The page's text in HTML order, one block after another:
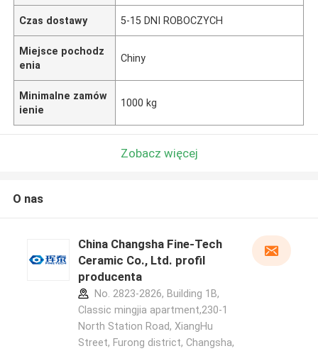
Czas dostawy 5-15 DNI ROBOCZYCH
Miejsce pochodz
enia
Chiny
Minimalne zamów
ienie
1000 kg
Zobacz więcej
O nas
China Changsha Fine-Tech
Ceramic Co., Ltd. profil
producenta
No. 2823-2826, Building 1B,
Classic mingjia apartment,230-1
North Station Road, XiangHu
Street, Furong district, Changsha,